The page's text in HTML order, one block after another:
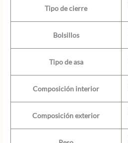
Tipo de cierre
Bolsillos
Tipo de asa
Composición interior
Composición exterior